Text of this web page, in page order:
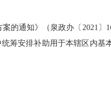
的通知》（泉政办〔 2021 〕
筹安排补助用于本辖区内基